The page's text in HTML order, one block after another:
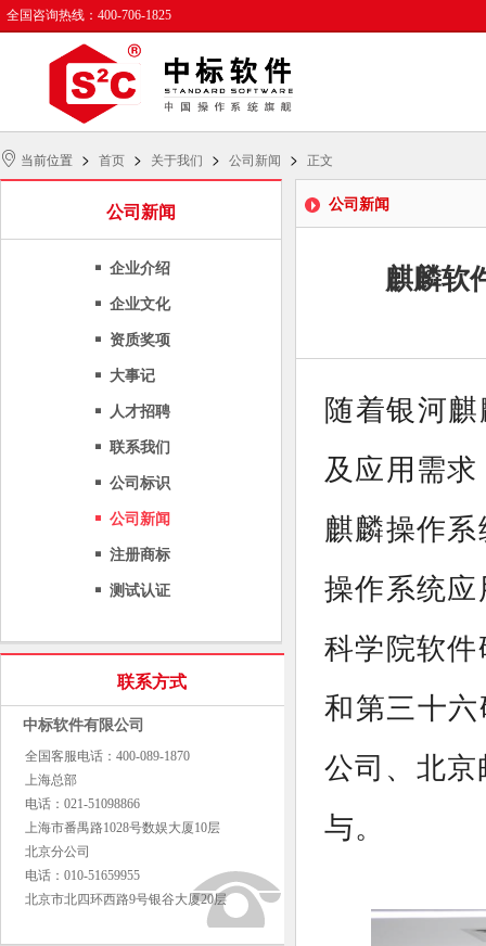
全国咨询热线：400-706-1825
当前位置 > 首页 > 关于我们 > 公司新闻 > 正文
公司新闻
企业介绍
企业文化
资质奖项
大事记
人才招聘
联系我们
公司标识
公司新闻
注册商标
测试认证
联系方式
中标软件有限公司
全国客服电话：400-089-1870
上海总部
电话：021-51098866
上海市番禺路1028号数娱大厦10层
北京分公司
电话：010-51659955
北京市北四环西路9号银谷大厦20层
公司新闻
麒麟软
随着银河
及应用需
麒麟操作
操作系统
科学院软
和第三十
公司、北
与。